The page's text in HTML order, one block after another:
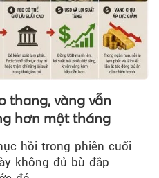
thang, vàng vẫn
hơn một tháng
hồi trong phiên cuối
không đủ bù đắp